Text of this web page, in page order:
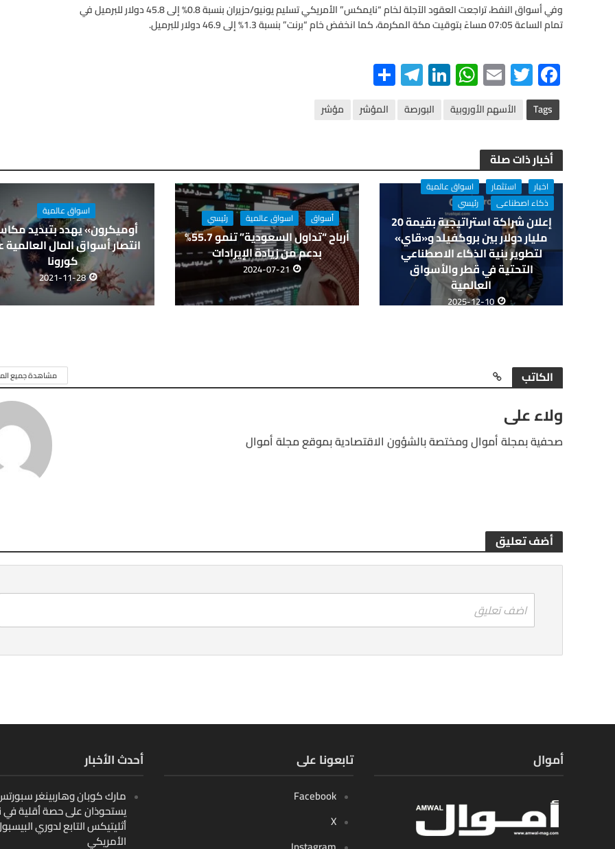
وفي أسواق النفط، تراجعت العقود الآجلة لخام “نايمكس” الأمريكي تسليم يونيو/حزيران بنسبة 0.8% إلى 45.8 دولار للبرميل في
تمام الساعة 07:05 مساءً بتوقيت مكة المكرمة، كما انخفض خام “برنت” بنسبة 1.3% إلى 46.9 دولار للبرميل.
F
ac
e
b
o
o
k
T
wi
tt
er
E
m
ail
W
h
at
A
p
p
Li
n
ke
n
Te
le
gr
m
S
h
ar Tags الأسهم الأوروبية البورصة المؤشر مؤشر
أخبار ذات صلة
اخبار استثمار
اسواق عالمية
ذكاء اصطناعى
رئيسي
إعلان شراكة استراتيجية بقيمة 20
مليار دولار بين بروكفيلد و«قاي»
لتطوير بنية الذكاء الاصطناعي
التحتية في قطر والأسواق
العالمية
2025-12-10
أسواق اسواق عالمية رئيسي
أرباح “تداول السعودية” تنمو 55.7%
بدعم من زيادة الإيرادات
2024-07-21
اسواق عالمية
أوميكرون» يهدد بتبديد
انتصار أسواق المال العالمية
كورونا
2021-11-28
الكاتب مشاهدة جميع
ولاء على
صحفية بمجلة أموال ومختصة بالشؤون الاقتصادية بموقع مجلة أموال
أضف تعليق
اضف تعليق
أحدث الأخبار
مارك كوبان وهاربينغر سبورتس
يستحوذان على حصة أقلية في
أثليتيكس التابع لدوري
الأمريكي
تابعونا على
Facebook
X
أموال